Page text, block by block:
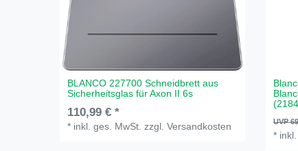
BLANCO 227700 Schneidbrett aus
Sicherheitsglas für Axon II 6s
110,99 € *
* inkl. ges. MwSt. zzgl.Versandkosten UVP
*